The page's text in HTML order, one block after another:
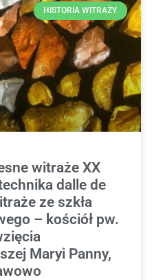
HISTORIA WITRAŻY
witraże XX
dalle de
ze szkła
– kościół pw.
Maryi Panny,